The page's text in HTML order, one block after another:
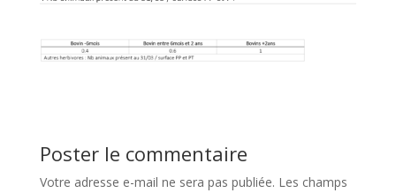
Poster le commentaire
Votre adresse e-mail ne sera pas publiée. Les champs